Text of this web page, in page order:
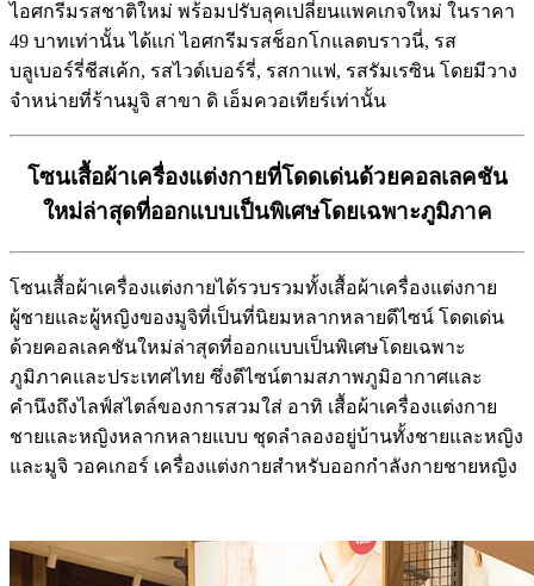
ไอศกรีมรสชาติใหม่ พร้อมปรับลุคเปลี่ยนแพคเกจใหม่ ในราคา
49 บาทเท่านั้น ได้แก่ ไอศกรีมรสช็อกโกแลตบราวนี่, รส
บลูเบอร์รี่ชีสเค้ก, รสไวด์เบอร์รี่, รสกาแฟ, รสรัมเรซิน โดยมีวาง
จำหน่ายที่ร้านมูจิ สาขา ดิ เอ็มควอเทียร์เท่านั้น
โซนเสื้อผ้าเครื่องแต่งกายที่โดดเด่นด้วยคอลเลคชัน
ใหม่ล่าสุดที่ออกแบบเป็นพิเศษโดยเฉพาะภูมิภาค
โซนเสื้อผ้าเครื่องแต่งกายได้รวบรวมทั้งเสื้อผ้าเครื่องแต่งกาย
ผู้ชายและผู้หญิงของมูจิที่เป็นที่นิยมหลากหลายดีไซน์ โดดเด่น
ด้วยคอลเลคชันใหม่ล่าสุดที่ออกแบบเป็นพิเศษโดยเฉพาะ
ภูมิภาคและประเทศไทย ซึ่งดีไซน์ตามสภาพภูมิอากาศและ
คำนึงถึงไลฟ์สไตล์ของการสวมใส่ อาทิ เสื้อผ้าเครื่องแต่งกาย
ชายและหญิงหลากหลายแบบ ชุดลำลองอยู่บ้านทั้งชายและหญิง
และมูจิ วอคเกอร์ เครื่องแต่งกายสำหรับออกกำลังกายชายหญิง